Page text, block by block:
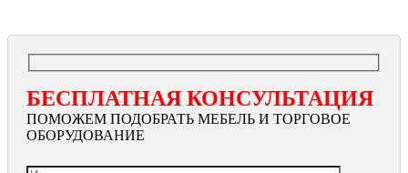
БЕСПЛАТНАЯ КОНСУЛЬТАЦИЯ
ПОМОЖЕМ ПОДОБРАТЬ МЕБЕЛЬ И ТОРГОВОЕ
ОБОРУДОВАНИЕ